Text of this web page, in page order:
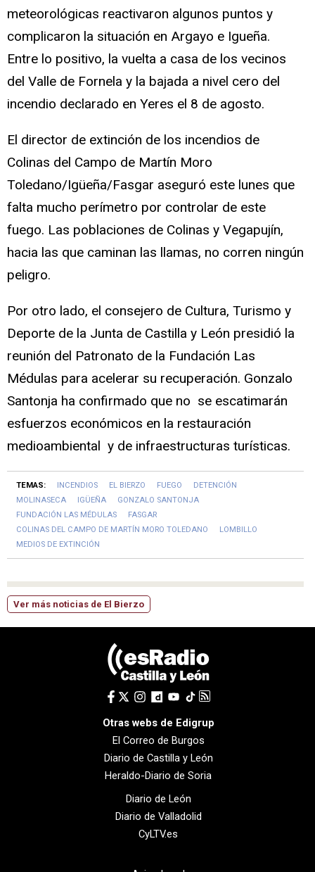
meteorológicas reactivaron algunos puntos y
complicaron la situación en Argayo e Igueña.
Entre lo positivo, la vuelta a casa de los vecinos
del Valle de Fornela y la bajada a nivel cero del
incendio declarado en Yeres el 8 de agosto.
El director de extinción de los incendios de
Colinas del Campo de Martín Moro
Toledano/Igüeña/Fasgar aseguró este lunes que
falta mucho perímetro por controlar de este
fuego. Las poblaciones de Colinas y Vegapujín,
hacia las que caminan las llamas, no corren ningún
peligro.
Por otro lado, el consejero de Cultura, Turismo y
Deporte de la Junta de Castilla y León presidió la
reunión del Patronato de la Fundación Las
Médulas para acelerar su recuperación. Gonzalo
Santonja ha confirmado que no se escatimarán
esfuerzos económicos en la restauración
medioambiental y de infraestructuras turísticas.
TEMAS: INCENDIOS EL BIERZO FUEGO
DETENCIÓN
MOLINASECA
IGÜEÑA
GONZALO SANTONJA
FUNDACIÓN LAS MÉDULAS
FASGAR
COLINAS DEL CAMPO DE MARTÍN MORO TOLEDANO
LOMBILLO
MEDIOS DE EXTINCIÓN
Ver más noticias de El Bierzo
Otras webs de Edigrup
El Correo de Burgos
Diario de Castilla y León
Heraldo-Diario de Soria
Diario de León
Diario de Valladolid
CyLTV.es